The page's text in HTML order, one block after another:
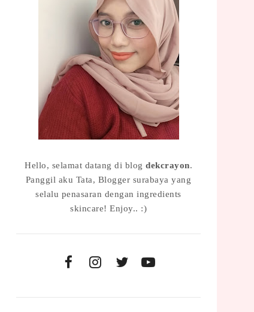
Hello, selamat datang di blog dekcrayon.
Panggil aku Tata, Blogger surabaya yang
selalu penasaran dengan ingredients
skincare! Enjoy.. :)